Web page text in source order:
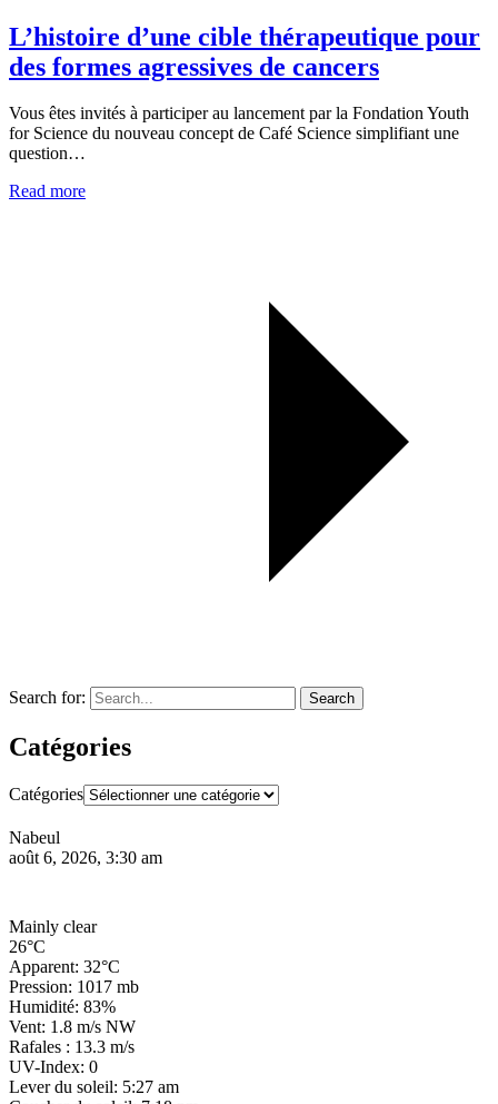
L’histoire d’une cible thérapeutique pour
des formes agressives de cancers
Vous êtes invités à participer au lancement par la Fondation Youth
for Science du nouveau concept de Café Science simplifiant une
question…
Read more
Search for: Search
Catégories
Catégories
Nabeul
août 6, 2026, 3:30 am
Mainly clear
26°C
Apparent: 32°C
Pression: 1017 mb
Humidité: 83%
Vent: 1.8 m/s NW
Rafales : 13.3 m/s
UV-Index: 0
Lever du soleil: 5:27 am